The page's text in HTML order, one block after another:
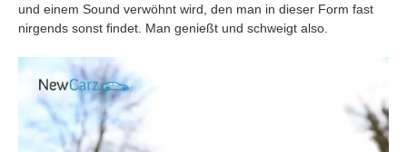
und einem Sound verwöhnt wird, den man in dieser Form fast
nirgends sonst findet. Man genießt und schweigt also.